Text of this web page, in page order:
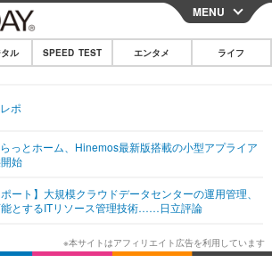
CLOSE
その他
映画・ドラマ
韓国・芸能
グルメ
MENU
タル SPEED TEST エンタメ ライフ
ポ
っとホーム、Hinemos最新版搭載の小型アプライア
始
ポート】大規模クラウドデータセンターの運用管理、
能とするITリソース管理技術……日立評論